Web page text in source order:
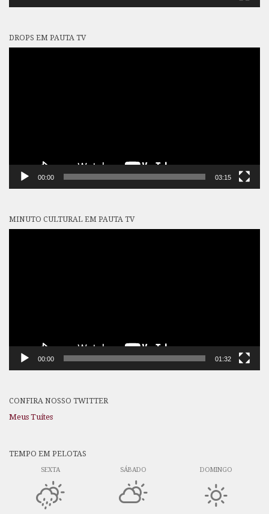
DROPS EM PAUTA TV
00:00 03:15
MINUTO CULTURAL EM PAUTA TV
00:00 01:32
CONFIRA NOSSO TWITTER
Meus Tuítes
TEMPO EM PELOTAS
SEXTA SÁBADO DOMINGO